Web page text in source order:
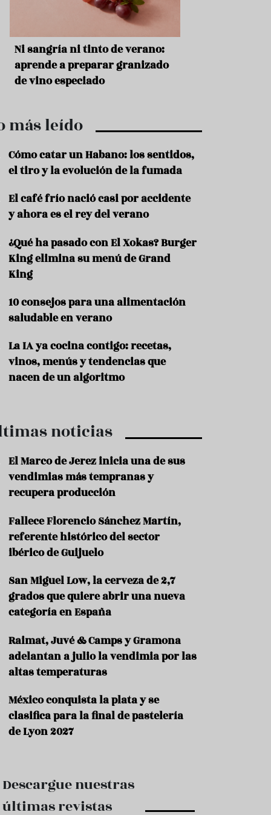
t
r
i
R
c
e
t
s
l
u
r
c
i
i
a
u
r
t
s
m
o
Ni sangría ni tinto de verano:
aprende a preparar granizado
de vino especiado
más leído
Cómo catar un Habano: los sentidos,
el tiro y la evolución de la fumada
El café frío nació casi por accidente
y ahora es el rey del verano
¿Qué ha pasado con El Xokas? Burger
King elimina su menú de Grand
King
10 consejos para una alimentación
saludable en verano
La IA ya cocina contigo: recetas,
vinos, menús y tendencias que
nacen de un algoritmo
noticias
El Marco de Jerez inicia una de sus
vendimias más tempranas y
recupera producción
Fallece Florencio Sánchez Martín,
referente histórico del sector
ibérico de Guijuelo
San Miguel Low, la cerveza de 2,7
grados que quiere abrir una nueva
categoría en España
Raimat, Juvé & Camps y Gramona
adelantan a julio la vendimia por las
altas temperaturas
México conquista la plata y se
clasifica para la final de pastelería
de Lyon 2027
Descargue nuestras
últimas revistas